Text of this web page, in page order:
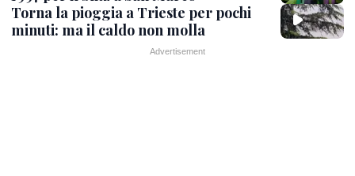
Torna la pioggia a Trieste per pochi
minuti: ma il caldo non molla